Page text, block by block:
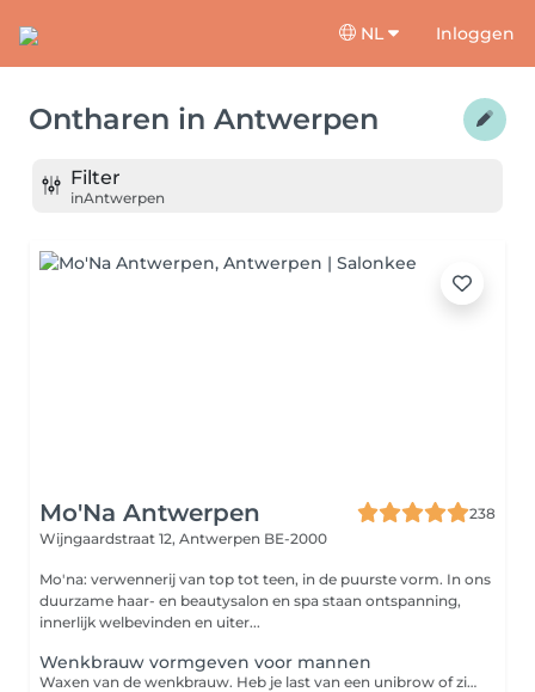
NL Inloggen
Ontharen in Antwerpen
Filter
inAntwerpen
Mo'Na Antwerpen
238
Wijngaardstraat 12, Antwerpen BE-2000
Mo'na: verwennerij van top tot teen, in de puurste vorm. In ons
duurzame haar- en beautysalon en spa staan ontspanning,
innerlijk welbevinden en uiter...
Wenkbrauw vormgeven voor mannen
Waxen van de wenkbrauw. Heb je last van een unibrow of zit de vorm niet goed dan is dit de oplossing voor je.